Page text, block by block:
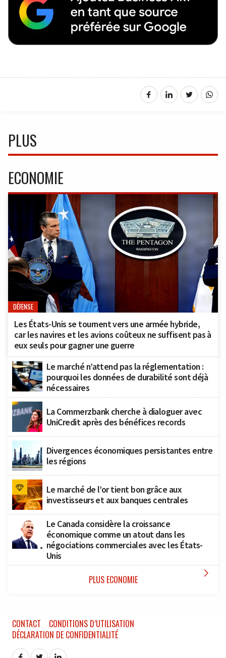
PLUS
ECONOMIE
DÉFENSE
Les États-Unis se tournent vers une armée hybride,
car les navires et les avions coûteux ne suffisent pas à
eux seuls pour gagner une guerre
Le marché n’attend pas la réglementation :
pourquoi les données de durabilité sont déjà
nécessaires
La Commerzbank cherche à dialoguer avec
UniCredit après des bénéfices records
Divergences économiques persistantes entre
les régions
Le marché de l’or tient bon grâce aux
investisseurs et aux banques centrales
Le Canada considère la croissance
économique comme un atout dans les
négociations commerciales avec les États-
Unis
PLUS ECONOMIE 
CONTACT
CONDITIONS D’UTILISATION
DÉCLARATION DE CONFIDENTIALITÉ